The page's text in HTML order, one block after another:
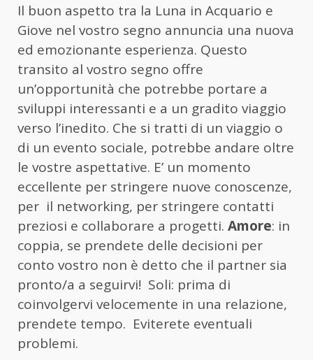
Il buon aspetto tra la Luna in Acquario e
Giove nel vostro segno annuncia una nuova
ed emozionante esperienza. Questo
transito al vostro segno offre
un’opportunità che potrebbe portare a
sviluppi interessanti e a un gradito viaggio
verso l’inedito. Che si tratti di un viaggio o
di un evento sociale, potrebbe andare oltre
le vostre aspettative. E’ un momento
eccellente per stringere nuove conoscenze,
per il networking, per stringere contatti
preziosi e collaborare a progetti. Amore: in
coppia, se prendete delle decisioni per
conto vostro non è detto che il partner sia
pronto/a a seguirvi! Soli: prima di
coinvolgervi velocemente in una relazione,
prendete tempo. Eviterete eventuali
problemi.